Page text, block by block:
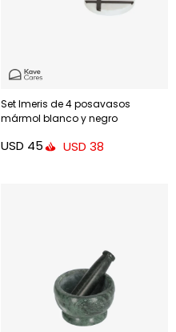
Set Imeris de 4 posavasos
mármol blanco y negro
USD 45 USD 38